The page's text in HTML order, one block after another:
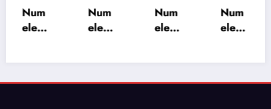
Num
ele
semn
Num
ele
semn
Num
ele
semn
Num
ele
ificați